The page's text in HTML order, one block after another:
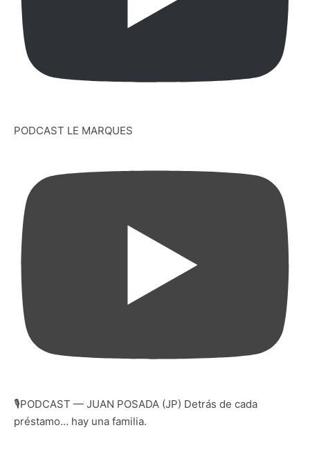
PODCAST LE MARQUES
🎙️PODCAST — JUAN POSADA (JP) Detrás de cada
préstamo… hay una familia.